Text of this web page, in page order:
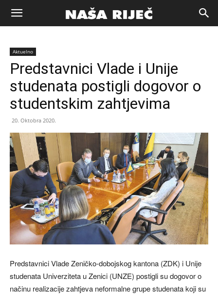
Naša
riječ
Zenica
Aktuelno
Predstavnici Vlade i Unije
studenata postigli dogovor o
studentskim zahtjevima
20. Oktobra 2020.
Predstavnici Vlade Zeničko-dobojskog kantona (ZDK) i Unije
studenata Univerziteta u Zenici (UNZE) postigli su dogovor o
načinu realizacije zahtjeva neformalne grupe studenata koji su